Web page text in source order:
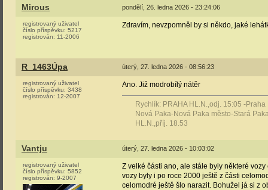
Mirous pondělí, 26. ledna 2026 - 23:24:06
registrovaný uživatel
číslo příspěvku: 5217
registrován: 11-2006
Zdravím, nevzpomněl by si někdo, jaké
R_1463Úpa úterý, 27. ledna 2026 - 08:56:23
registrovaný uživatel
číslo příspěvku: 3438
registrován: 12-2007
Ano. Již modrobílý nátěr
Rychlík: PRAHA HL.N.,odj. 15:05 -
Nová Paka-Nová Paka město-Stará
HL.N.,příj. 18.53
Vantju úterý, 27. ledna 2026 - 10:03:02
registrovaný uživatel
číslo příspěvku: 5852
registrován: 9-2007
Z velké části ano, ale stále byly některé
vozy byly i po roce 2000 ještě z části
celomodré ještě šlo narazit. Bohužel já si z